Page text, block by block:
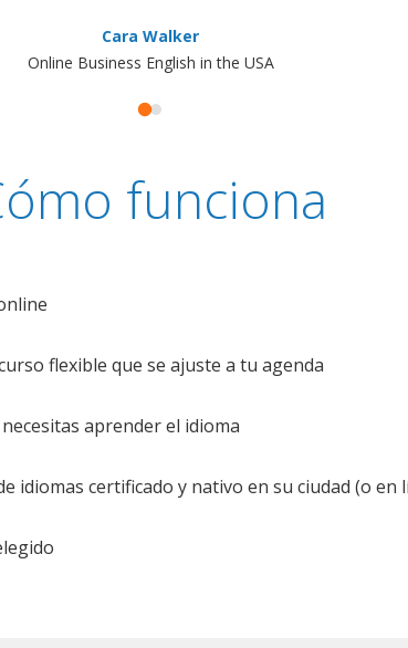
Cara Walker
Online Business English in the USA
funciona
flexible que se ajuste a tu agenda
aprender el idioma
idiomas certificado y nativo en su ciudad (o en